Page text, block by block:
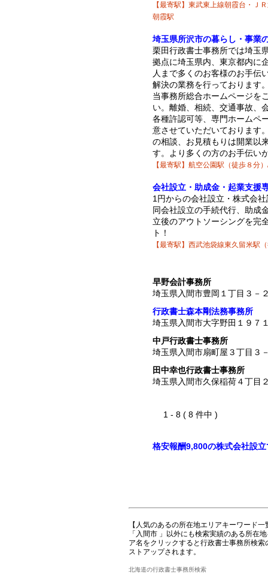
【最寄駅】東武東上線朝霞台・Ｊ
朝霞駅
埼玉県所沢市の暮らし・事業
栗田行政書士事務所では埼玉
拠点に埼玉県内、東京都内に
人まで多くのお客様のお手伝
解決の業務を行っております
当事務所総合ホームページを
い。離婚、相続、交通事故、
各種許認可等、専門ホームペ
意させていただいております
の相談、お見積もりは開業以
す。より多くの方のお手伝い
【最寄駅】航空公園駅（徒歩８分
会社設立・助成金・起業支援
1円からの会社設立・株式会
同会社設立の手続代行、助成
立後のアウトソーシングを完
ト！
【最寄駅】西武池袋線東久留米駅
早野会計事務所
埼玉県入間市豊岡１丁目３－
行政書士森本剛法務事務所
埼玉県入間市大字野田１９７
中戸行政書士事務所
埼玉県入間市扇町屋３丁目３
田中幸也行政書士事務所
埼玉県入間市久保稲荷４丁目
1 - 8 ( 8 件中 )
格安報酬9,800の株式会社設
【人気のあるの所在地エリアキーワード一
「入間市 」以外にも検索実績のある所在
ア名をクリックすると行政書士事務所検
ストアップされます。
北海道の行政書士事務所検索